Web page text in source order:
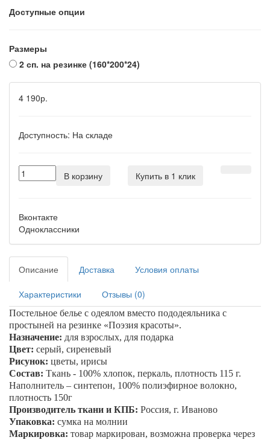
Доступные опции
Размеры
2 сп. на резинке (160*200*24)
4 190р.
Доступность: На складе
В корзину Купить в 1 клик
Вконтакте
Одноклассники
Описание Доставка Условия оплаты
Характеристики Отзывы (0)
Постельное белье с одеялом вместо пододеяльника с
простыней на резинке «Поэзия красоты».
Назначение: для взрослых, для подарка
Цвет: серый, сиреневый
Рисунок: цветы, ирисы
Состав: Ткань - 100% хлопок, перкаль, плотность 115 г.
Наполнитель – синтепон, 100% полиэфирное волокно,
плотность 150г
Производитель ткани и КПБ: Россия, г. Иваново
Упаковка: сумка на молнии
Маркировка: товар маркирован, возможна проверка через